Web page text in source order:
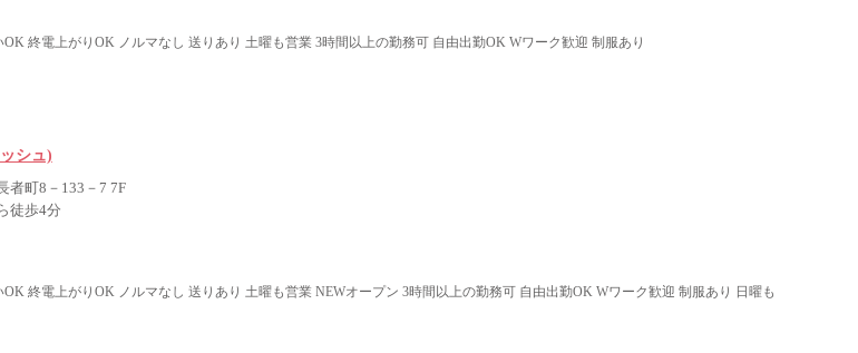
終電上がりOK ノルマなし 送りあり 土曜も営業 3時間以上の勤務可 自由出勤OK Wワーク歓迎 制服あり
シュ)
者町8－133－7 7F
徒歩4分
終電上がりOK ノルマなし 送りあり 土曜も営業 NEWオープン 3時間以上の勤務可 自由出勤OK Wワーク歓迎 制服あり 日曜も